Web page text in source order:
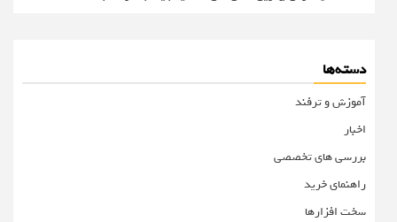
دسته‌ها
آموزش و ترفند
اخبار
بررسی های تخصصی
راهنمای خرید
سخت افزارها